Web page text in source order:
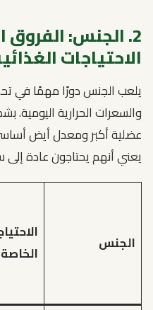
2. الجنس:
الاحتياجات
يلعب الجنس دورًا مهمًا في
والسعرات الحرارية اليومية.
عضلية أكبر ومعدل أيض
يعني أنهم يحتاجون عادة إلى
الجنس
الخاصة